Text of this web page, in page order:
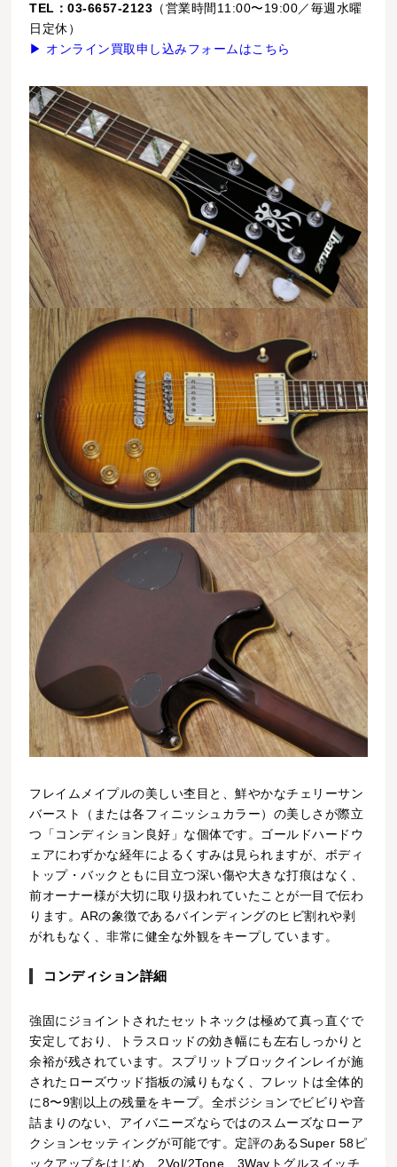
TEL：03-6657-2123 （営業時間11:00〜19:00／毎週水曜
日定休）
▶ オンライン買取申し込みフォームはこちら
フレイムメイプルの美しい杢目と、鮮やかなチェリーサン
バースト（または各フィニッシュカラー）の美しさが際立
つ「コンディション良好」な個体です。ゴールドハードウ
ェアにわずかな経年によるくすみは見られますが、ボディ
トップ・バックともに目立つ深い傷や大きな打痕はなく、
前オーナー様が大切に取り扱われていたことが一目で伝わ
ります。ARの象徴であるバインディングのヒビ割れや剥
がれもなく、非常に健全な外観をキープしています。
コンディション詳細
強固にジョイントされたセットネックは極めて真っ直ぐで
安定しており、トラスロッドの効き幅にも左右しっかりと
余裕が残されています。スプリットブロックインレイが施
されたローズウッド指板の減りもなく、フレットは全体的
に8〜9割以上の残量をキープ。全ポジションでビビりや音
詰まりのない、アイバニーズならではのスムーズなローア
クションセッティングが可能です。定評のあるSuper 58ピ
ックアップをはじめ、2Vol/2Tone、3Wayトグルスイッチ